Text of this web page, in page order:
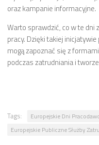
oraz kampanie informacyjne.
Warto sprawdzić, co w te dni
pracy. Dzięki takiej
mogą zapoznać się z
podczas zatrudniania i
Tags:
Europejskie Dni
Europejskie Publiczne Służby